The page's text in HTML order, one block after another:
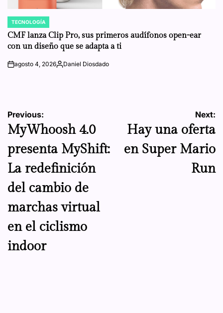
POSTED
IN
TECNOLOGÍA
CMF lanza Clip Pro, sus primeros audífonos open-ear
con un diseño que se adapta a ti
onagosto 4, 2026Posted
Daniel Diosdado
Navegación
de
entradas
Previous:
MyWhoosh 4.0
presenta MyShift:
La redefinición
del cambio de
marchas virtual
en el ciclismo
indoor
Next:
Hay una oferta
en Super Mario
Run